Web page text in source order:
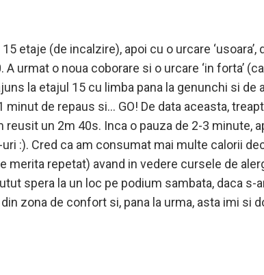
etaje (de incalzire), apoi cu o urcare ‘usoara’,
urmat o noua coborare si o urcare ‘in forta’
la etajul 15 cu limba pana la genunchi si de
de repaus si… GO! De data aceasta,
un 2m 40s. Inca o pauza de 2-3 minute,
:). Cred ca am consumat mai multe calorii
merita repetat) avand in vedere cursele de
spera la un loc pe podium sambata, daca s-
zona de confort si, pana la urma, asta imi si